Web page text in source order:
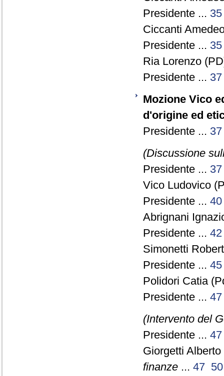
Presidente ... 35
Ciccanti
Presidente ... 35
Ria Lorenzo
Presidente ... 37
Mozione Vico
d'origine ed
Presidente ... 37
(Discussione
Presidente ... 37
Vico Ludovico
Presidente ... 40
Abrignani
Presidente ... 42
Simonetti
Presidente ... 45
Polidori Catia
Presidente ... 47
(Intervento del
Presidente ... 47
Giorgetti
finanze ... 47 50